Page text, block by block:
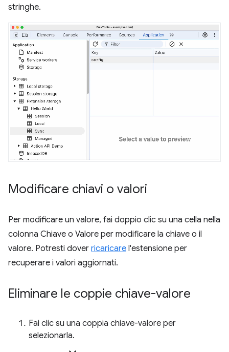
stringhe.
Modificare chiavi o valori
Per modificare un valore, fai doppio clic su una cella nella
colonna Chiave o Valore per modificare la chiave o il
valore. Potresti dover ricaricare l'estensione per
recuperare i valori aggiornati.
Eliminare le coppie chiave-valore
Fai clic su una coppia chiave-valore per
selezionarla.